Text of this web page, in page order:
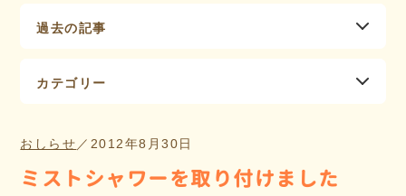
過去の記事
カテゴリー
おしらせ ／ 2012年8月30日
ミストシャワーを取り付けました